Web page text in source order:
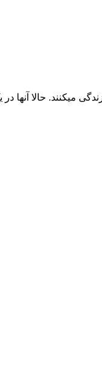
جوان و 1 ساقی) با طرز فکر و عقاید بسیار